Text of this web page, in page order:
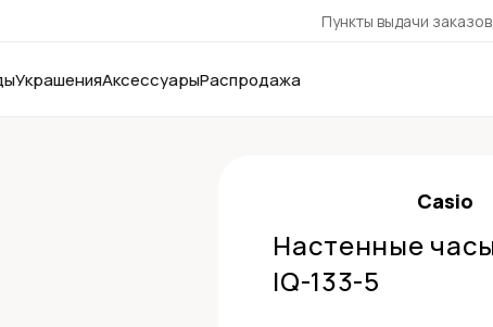
Пункты выдачи заказов
УкрашенияАксессуарыРаспродажа
Casio
Настенные
IQ-133-5